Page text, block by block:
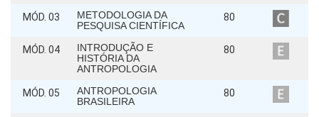
MÓD. 03
METODOLOGIA DA
PESQUISA CIENTÍFICA
80
MÓD. 04
INTRODUÇÃO E
HISTÓRIA DA
ANTROPOLOGIA
80
MÓD. 05
ANTROPOLOGIA
BRASILEIRA
80